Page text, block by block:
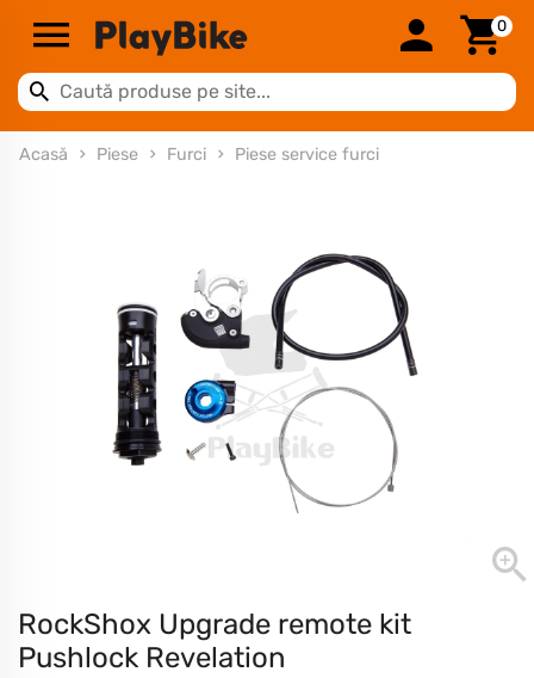
0
Acasă Piese Furci Piese service furci
RockShox Upgrade remote kit
Pushlock Revelation